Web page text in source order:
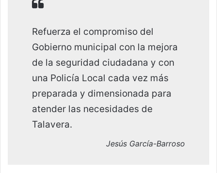
Refuerza el compromiso del
Gobierno municipal con la mejora
de la seguridad ciudadana y con
una Policía Local cada vez más
preparada y dimensionada para
atender las necesidades de
Talavera.
Jesús García-Barroso